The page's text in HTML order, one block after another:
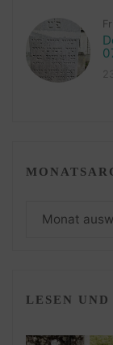
Monatsarchiv
LESEN